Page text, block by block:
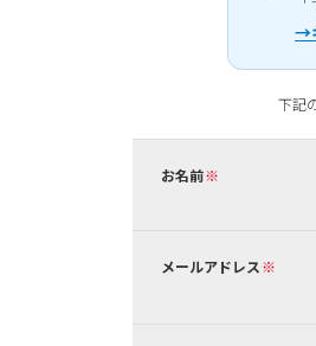
→
下記
お名前
メールアドレス